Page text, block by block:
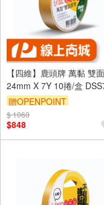
【四維】鹿頭牌 萬黏 雙
24mm X 7Y 10捲/盒
贈OPENPOINT
$ 1060
$848